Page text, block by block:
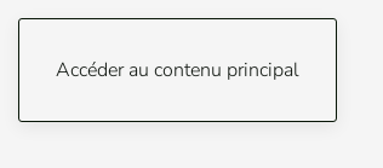
Accéder au contenu principal